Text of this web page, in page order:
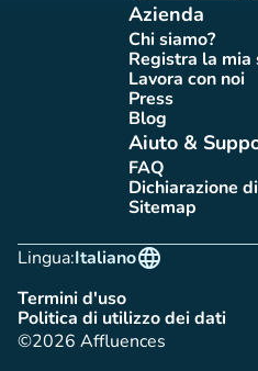
Azienda
Chi siamo?
(nuova
Registra la
Lavora con noi
(nuova
Press(nuova
Blog(nuova scheda)
Aiuto &
FAQ(nuova scheda)
Dichiarazione
Sitemap
(nuova
Lingua:
language
Italiano
Termini d'uso(nuova scheda)
Politica di utilizzo dei dati
(nuova scheda)
©2026 Affluences